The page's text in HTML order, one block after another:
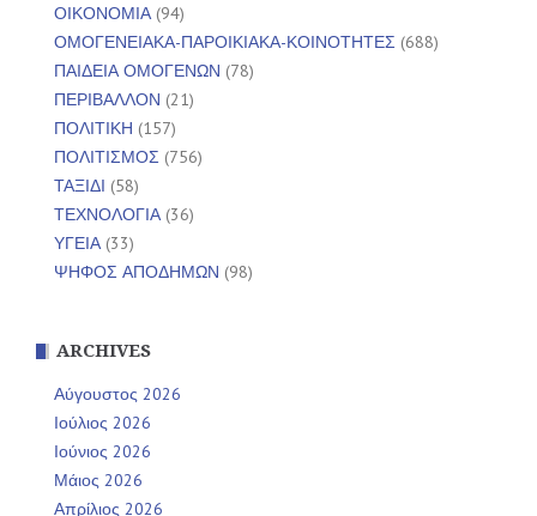
ΟΙΚΟΝΟΜΙΑ(94)
ΟΜΟΓΕΝΕΙΑΚΑ-ΠΑΡΟΙΚΙΑΚΑ-ΚΟΙΝΟΤΗΤΕΣ (688)
ΠΑΙΔΕΙΑ ΟΜΟΓΕΝΩΝ (78)
ΠΕΡΙΒΑΛΛΟΝ (21)
ΠΟΛΙΤΙΚΗ (157)
ΠΟΛΙΤΙΣΜΟΣ (756)
ΤΑΞΙΔΙ (58)
ΤΕΧΝΟΛΟΓΙΑ(36)
ΥΓΕΙΑ(33)
ΨΗΦΟΣ ΑΠΟΔΗΜΩΝ (98)
ARCHIVES
Αύγουστος 2026
Ιούλιος 2026
Ιούνιος 2026
Μάιος 2026
Απρίλιος 2026